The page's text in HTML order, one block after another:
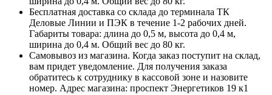
Бесплатная доставка со склада до терминала ТК
Деловые Линии и ПЭК в течение 1-2 рабочих дней.
Габариты товара: длина до 0,5 м, высота до 0,4 м,
ширина до 0,4 м. Общий вес до 80 кг.
Самовывоз из магазина. Когда заказ поступит на склад,
вам придет уведомление. Для получения заказа
обратитесь к сотруднику в кассовой зоне и назовите
номер. Адрес магазина: проспект Энергетиков 19 к1